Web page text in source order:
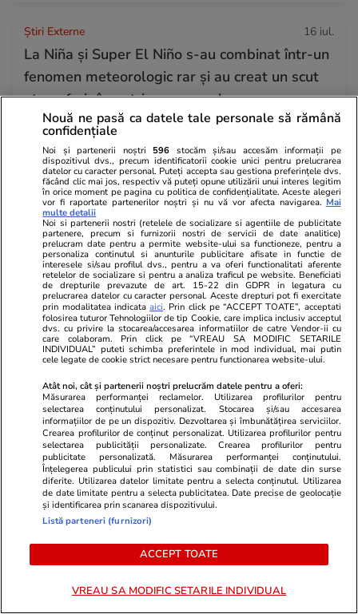
Știri Externe 16 iul.
La Niña și Super El Niño s-au combinat într-un
fenomen meteorologic rar și au creat un scut
atmosferic împotriva uraganelor
Tehnologie 16 iul.
Hoții de telefoane încearcă să păcălească
victimele și după ce le-au furat dispozitivele,
avertizează Telekom
Citește mai multe
TRENDING
Știri Externe 16 iul.
Stare de urgență pe șapte insule grecești din
cauza lipsei apei: turiștii sunt recompensați
dacă renunță la unele servicii din hoteluri
Știri România 16 iul.
Cât este ajutorul de înmormântare în 2026
după creșterea salariului minim. Cine primește
suma și care sunt condițiile de acordare
Știri România
Nouă ne pasă ca datele tale personale să rămână
confidențiale
Noi și partenerii noștri 596 stocăm și/sau accesăm informații pe
dispozitivul dvs., precum identificatorii cookie unici pentru prelucrarea
datelor cu caracter personal. Puteți accepta sau gestiona preferințele dvs.
făcând clic mai jos, respectiv vă puteți opune utilizării unui interes legitim
în orice moment pe pagina cu politica de confidențialitate. Aceste alegeri
vor fi raportate partenerilor noștri și nu vă vor afecta navigarea. Mai
multe detalii
Noi si partenerii nostri (retelele de socializare si agentiile de publicitate
partenere, precum si furnizorii nostri de servicii de date analitice)
prelucram date pentru a permite website-ului sa functioneze, pentru a
personaliza continutul si anunturile publicitare afisate in functie de
interesele si/sau profilul dvs., pentru a va oferi functionalitati aferente
retelelor de socializare si pentru a analiza traficul pe website. Beneficiati
de drepturile prevazute de art. 15-22 din GDPR in legatura cu
prelucrarea datelor cu caracter personal. Aceste drepturi pot fi exercitate
prin modalitatea indicataaici. Prin click pe “ACCEPT TOATE”, acceptati
folosirea tuturor Tehnologiilor de tip Cookie, care implica inclusiv acceptul
dvs. cu privire la stocarea/accesarea informatiilor de catre Vendor-ii cu
care colaboram. Prin click pe “VREAU SA MODIFIC SETARILE
INDIVIDUAL” puteti schimba preferintele in mod individual, mai putin
cele legate de cookie strict necesare pentru functionarea website-ului.
Atât noi, cât și partenerii noștri prelucrăm datele pentru a oferi:
Măsurarea performanței reclamelor. Utilizarea profilurilor pentru
selectarea conținutului personalizat. Stocarea și/sau accesarea
informațiilor de pe un dispozitiv. Dezvoltarea și îmbunătățirea serviciilor.
Crearea profilurilor de conținut personalizat. Utilizarea profilurilor pentru
selectarea publicității personalizate. Crearea profilurilor pentru
publicitate personalizată. Măsurarea performanței conținutului.
Înțelegerea publicului prin statistici sau combinații de date din surse
diferite. Utilizarea datelor limitate pentru a selecta conținutul. Utilizarea
de date limitate pentru a selecta publicitatea. Date precise de geolocație
și identificarea prin scanarea dispozitivului.
Listă parteneri (furnizori)
ACCEPT TOATE
VREAU SA MODIFIC SETARILE INDIVIDUAL